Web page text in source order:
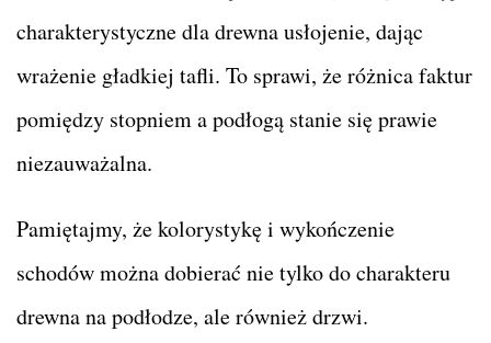
charakterystyczne dla drewna usłojenie, dając
wrażenie gładkiej tafli. To sprawi, że różnica faktur
pomiędzy stopniem a podłogą stanie się prawie
niezauważalna.
Pamiętajmy, że kolorystykę i wykończenie
schodów można dobierać nie tylko do charakteru
drewna na podłodze, ale również drzwi.